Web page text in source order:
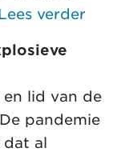
verder
lid van de
pandemie
dat al